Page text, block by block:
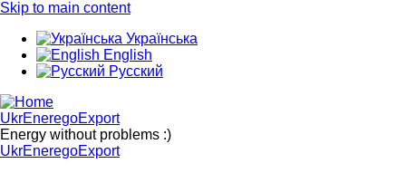
Skip to main content
Українська
English
Русский
UkrEneregoExport
Energy without problems :)
UkrEneregoExport